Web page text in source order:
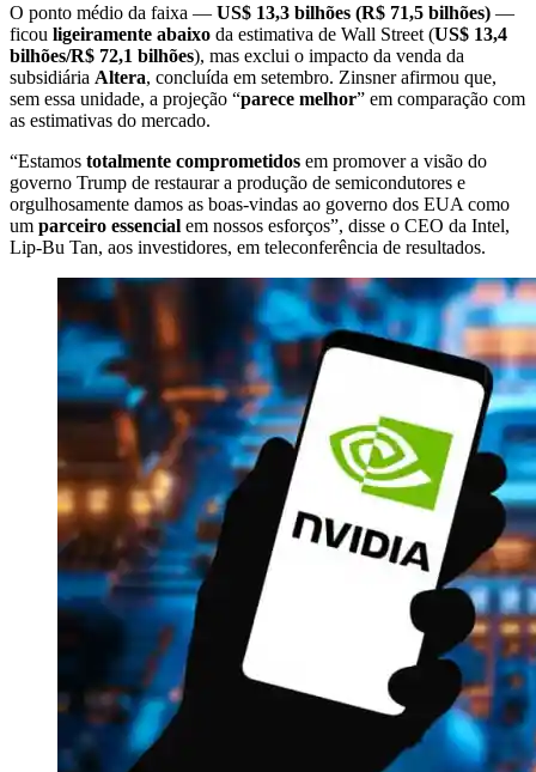
O ponto médio da faixa — US$ 13,3 bilhões (R$ 71,5 bilhões) —
ficou ligeiramente abaixo da estimativa de Wall Street (US$ 13,4
bilhões/R$ 72,1 bilhões), mas exclui o impacto da venda da
subsidiária Altera, concluída em setembro. Zinsner afirmou que,
sem essa unidade, a projeção “parece melhor” em comparação com
as estimativas do mercado.
“Estamos totalmente comprometidos em promover a visão do
governo Trump de restaurar a produção de semicondutores e
orgulhosamente damos as boas-vindas ao governo dos EUA como
um parceiro essencial em nossos esforços”, disse o CEO da Intel,
Lip-Bu Tan, aos investidores, em teleconferência de resultados.